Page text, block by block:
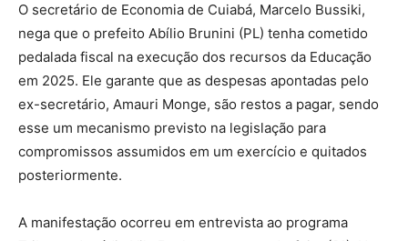
O secretário de Economia de Cuiabá, Marcelo Bussiki,
nega que o prefeito Abílio Brunini (PL) tenha cometido
pedalada fiscal na execução dos recursos da Educação
em 2025. Ele garante que as despesas apontadas pelo
ex-secretário, Amauri Monge, são restos a pagar, sendo
esse um mecanismo previsto na legislação para
compromissos assumidos em um exercício e quitados
posteriormente.
A manifestação ocorreu em entrevista ao programa